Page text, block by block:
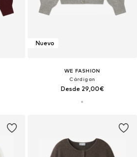
Nuevo
WE FASHION
Cárdigan
Desde 29,00€